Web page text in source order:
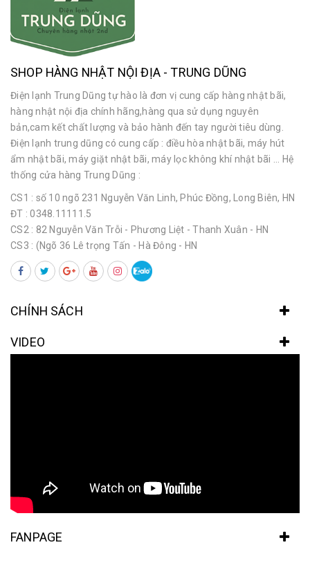
SHOP HÀNG NHẬT NỘI ĐỊA - TRUNG DŨNG
Điện lạnh Trung Dũng tự hào là đơn vị cung cấp hàng nhật bãi,
hàng nhật nội địa chính hãng,hàng qua sử dụng nguyên
bản,cam kết chất lượng và bảo hành đến tay người tiêu dùng.
Điện lạnh trung dũng có cung cấp : điều hòa nhật bãi, máy hút
ẩm nhật bãi, máy giặt nhật bãi, máy lọc không khí nhật bãi ... Hệ
thống cửa hàng Trung Dũng :
CS1 : số 10 ngõ 231 Nguyễn Văn Linh, Phúc Đồng, Long Biên, HN
ĐT : 0348.11111.5
CS2 : 82 Nguyễn Văn Trỗi - Phương Liệt - Thanh Xuân - HN
CS3 : (Ngõ 36 Lê trọng Tấn - Hà Đông - HN
CHÍNH SÁCH
VIDEO
FANPAGE